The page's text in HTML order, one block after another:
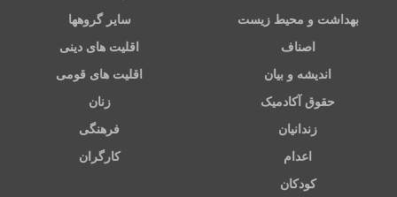
بهداشت و محیط زیست سایر گروهها
اصناف اقلیت های دینی
اندیشه و بیان اقلیت های قومی
حقوق آکادمیک زنان
زندانیان فرهنگی
اعدام کارگران
کودکان